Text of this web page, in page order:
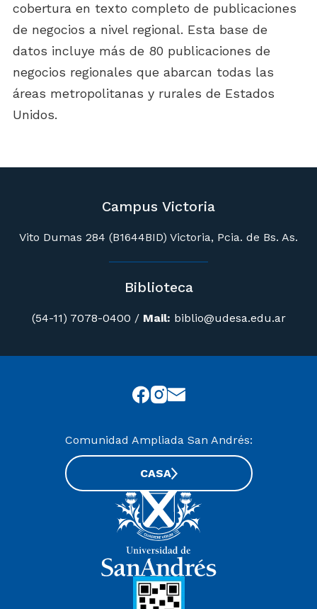
cobertura en texto completo de publicaciones
de negocios a nivel regional. Esta base de
datos incluye más de 80 publicaciones de
negocios regionales que abarcan todas las
áreas metropolitanas y rurales de Estados
Unidos.
Campus Victoria
Vito Dumas 284 (B1644BID) Victoria, Pcia. de Bs. As.
Biblioteca
(54-11) 7078-0400 / Mail: biblio@udesa.edu.ar
Comunidad Ampliada San Andrés:
CASA